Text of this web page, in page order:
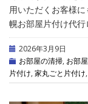
用いただくお客様
幌お部屋片付け代
2026年3月9日
お部屋の清掃, お部
片付け, 家丸ごと片付け,